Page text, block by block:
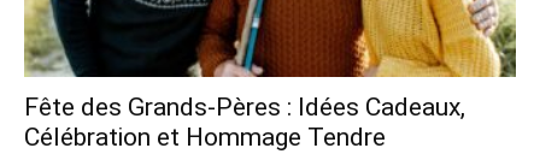
Fête des Grands-Pères : Idées Cadeaux,
Célébration et Hommage Tendre